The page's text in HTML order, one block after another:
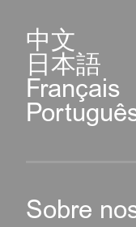
中文
日本語
Français
Sobre